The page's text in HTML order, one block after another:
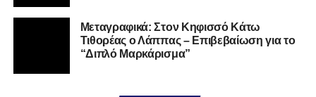
Μεταγραφικά: Στον Κηφισσό Κάτω
Τιθορέας ο Λάππας – Επιβεβαίωση για το
“Διπλό Μαρκάρισμα”